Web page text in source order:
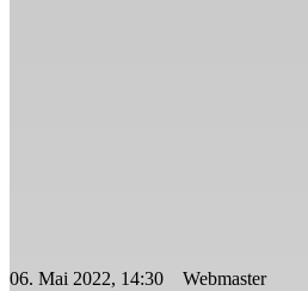
06. Mai 2022, 14:30 Webmaster